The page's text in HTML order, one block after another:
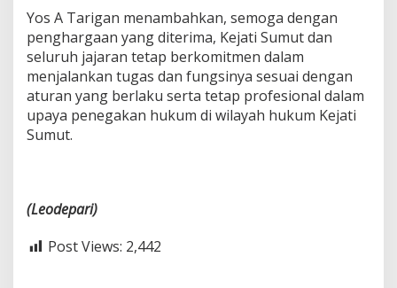
Yos A Tarigan menambahkan, semoga dengan
penghargaan yang diterima, Kejati Sumut dan
seluruh jajaran tetap berkomitmen dalam
menjalankan tugas dan fungsinya sesuai dengan
aturan yang berlaku serta tetap profesional dalam
upaya penegakan hukum di wilayah hukum Kejati
Sumut.
(Leodepari)
Post Views: 2,442